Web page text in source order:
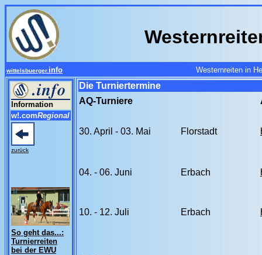
wittelsbuerger. info Westernreiten in
Information
w!.comRegional
zurück
So geht das...:
Turnierreiten
bei der EWU
Die Turniertermine
AQ-Turniere
30. April - 03. Mai Florstadt
04. - 06. Juni Erbach
10. - 12. Juli Erbach